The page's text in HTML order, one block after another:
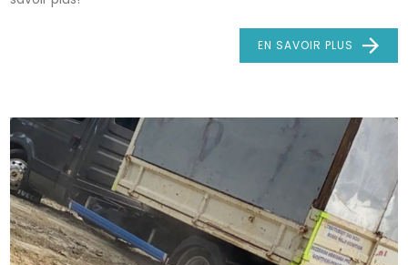
EN SAVOIR PLUS